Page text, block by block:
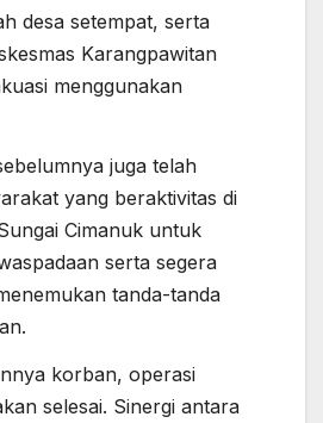
desa setempat, serta
Karangpawitan
menggunakan
juga telah
yang beraktivitas di
Cimanuk untuk
serta segera
tanda-tanda
korban, operasi
selesai. Sinergi antara